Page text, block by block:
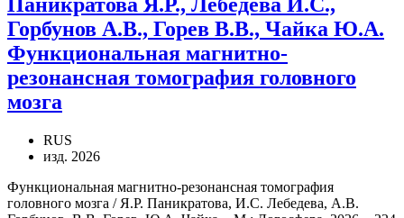
Горбунов А.В., Горев В.В., Чайка Ю.А.
Функциональная магнитно-
резонансная томография головного
мозга
RUS
изд. 2026
Функциональная магнитно-резонансная томография
головного мозга / Я.Р. Паникратова, И.С. Лебедева, А.В.